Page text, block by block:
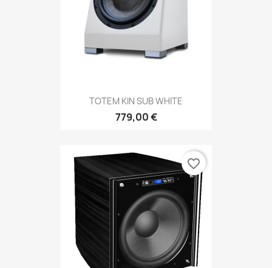
TOTEM KIN SUB WHITE
779,00 €
favorite_border